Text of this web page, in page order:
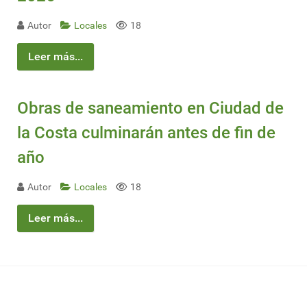
Autor Locales 18
Leer más...
Obras de saneamiento en Ciudad de
la Costa culminarán antes de fin de
año
Autor Locales 18
Leer más...